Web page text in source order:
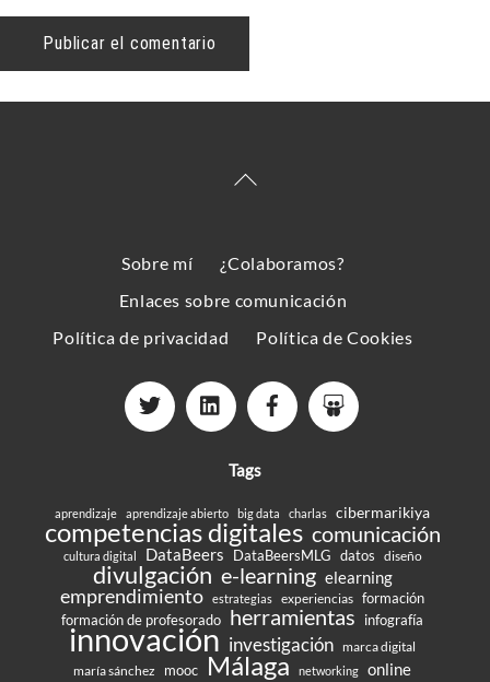
Back
Sobre mí
¿Colaboramos?
Enlaces sobre comunicación
Política de privacidad
Política de Cookies
Tags
aprendizaje aprendizaje abierto big data charlas cibermarikiya
competencias digitales comunicación
cultura digital DataBeers DataBeersMLG datos diseño
divulgación e-learning elearning
emprendimiento estrategias experiencias formación
formación de profesorado herramientas infografía
innovación investigación marca digital
maría sánchez
mooc Málaga networking online